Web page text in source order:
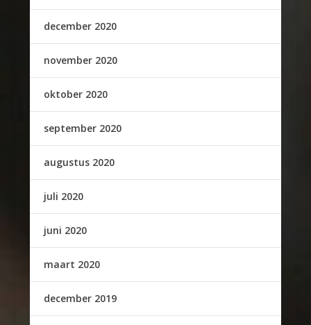
december 2020
november 2020
oktober 2020
september 2020
augustus 2020
juli 2020
juni 2020
maart 2020
december 2019